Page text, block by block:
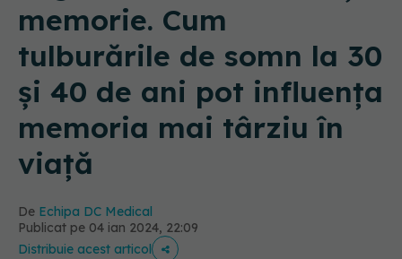
memorie. Cum
tulburările de somn la 30
și 40 de ani pot influența
memoria mai târziu în
viață
De Echipa DC Medical
Publicat pe 04 ian 2024, 22:09
Distribuie acest articol